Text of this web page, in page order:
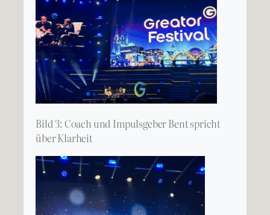
Bild 3: Coach und Impulsgeber Bent spricht
über Klarheit